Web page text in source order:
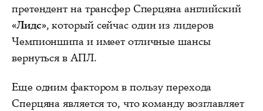
претендент на трансфер Сперцяна английский
«Лидс», который сейчас один из лидеров
Чемпионшипа и имеет отличные шансы
вернуться в АПЛ.
Еще одним фактором в пользу перехода
Сперцяна является то, что команду возглавляет